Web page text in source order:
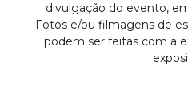
divulgação do evento,
Fotos e/ou filmagens de
podem ser feitas com a